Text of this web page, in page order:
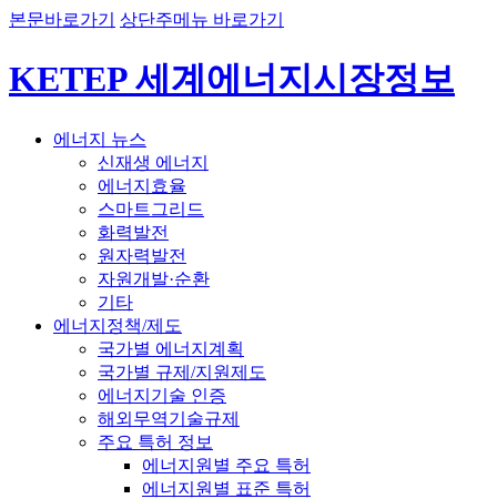
본문바로가기 상단주메뉴 바로가기
KETEP 세계에너지시장정보
에너지 뉴스
신재생 에너지
에너지효율
스마트그리드
화력발전
원자력발전
자원개발·순환
기타
에너지정책/제도
국가별 에너지계획
국가별 규제/지원제도
에너지기술 인증
해외무역기술규제
주요 특허 정보
에너지원별 주요 특허
에너지원별 표준 특허